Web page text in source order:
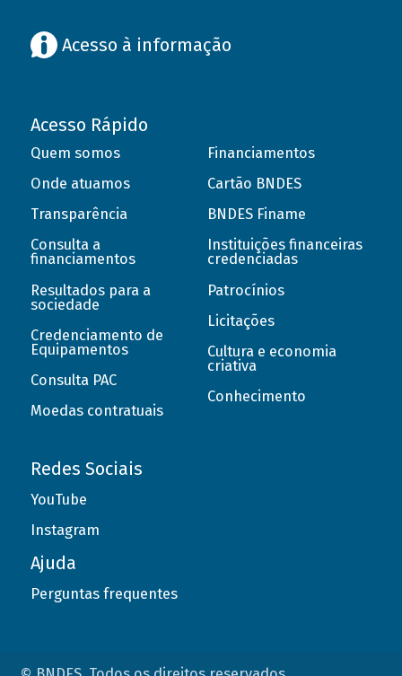
Acesso à informação
Acesso Rápido
Quem somos
Onde atuamos
Transparência
Consulta a
financiamentos
Resultados para a
sociedade
Credenciamento de
Equipamentos
Consulta PAC
Moedas contratuais
Financiamentos
Cartão BNDES
BNDES Finame
Instituições financeiras
credenciadas
Patrocínios
Licitações
Cultura e economia
criativa
Conhecimento
Redes Sociais
YouTube
Instagram
Ajuda
Perguntas frequentes